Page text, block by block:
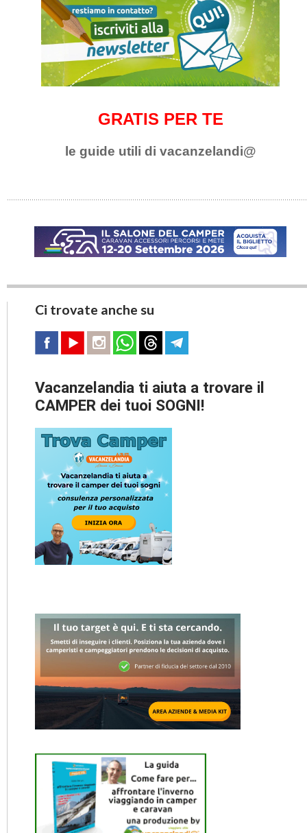
GRATIS PER TE
le guide utili di vacanzelandi@
Ci trovate anche su
Vacanzelandia ti aiuta a trovare il
CAMPER dei tuoi SOGNI!